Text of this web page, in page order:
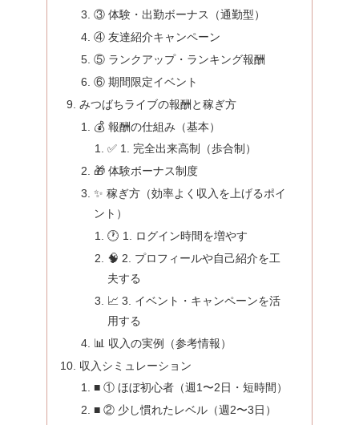
③ 体験・出勤ボーナス（通勤型）
④ 友達紹介キャンペーン
⑤ ランクアップ・ランキング報酬
⑥ 期間限定イベント
みつばちライブの報酬と稼ぎ方
💰 報酬の仕組み（基本）
✅ 1. 完全出来高制（歩合制）
🎁 体験ボーナス制度
✨ 稼ぎ方（効率よく収入を上げるポイ
ント）
🕐 1. ログイン時間を増やす
🧠 2. プロフィールや自己紹介を工
夫する
📈 3. イベント・キャンペーンを活
用する
📊 収入の実例（参考情報）
収入シミュレーション
■ ① ほぼ初心者（週1〜2日・短時間）
■ ② 少し慣れたレベル（週2〜3日）